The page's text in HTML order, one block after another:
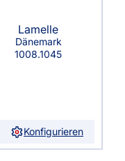
Lamelle
Dänemark
1008.1045
Konfigurieren